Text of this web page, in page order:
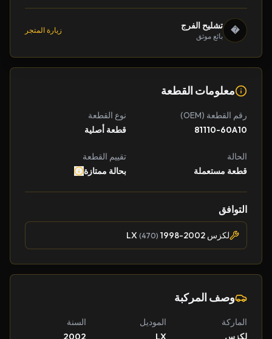
� تشليح الفرج
بائع موثق
زيارة المتجر
معلومات القطعة
رقم القطعة (OEM)
81110-60A10
نوع القطعة
قطعة أصلية
الحالة
قطعة مستعملة
تقييم القطعة
بحالة ممتازة
التوافق
لكزس LX (470) 1998-2002
وصف المركبة
الماركة
الموديل
السنة